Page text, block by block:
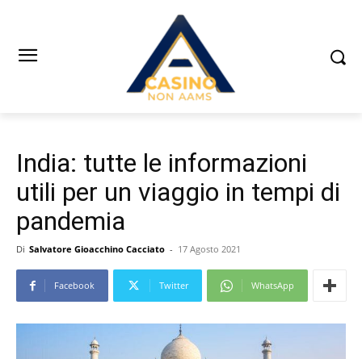
India: tutte le informazioni
utili per un viaggio in tempi di
pandemia
Di Salvatore Gioacchino Cacciato - 17 Agosto 2021
Facebook Twitter WhatsApp